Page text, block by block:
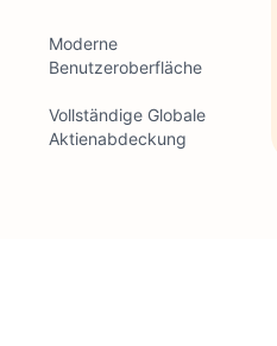
Moderne
Benutzeroberfläche
Vollständige Globale
Aktienabdeckung